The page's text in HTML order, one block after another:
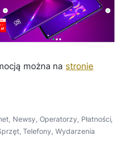
można na stronie
, Newsy, Operatorzy, Płatności,
,Telefony, Wydarzenia